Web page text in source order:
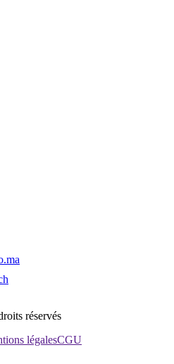
réservés
légalesCGU